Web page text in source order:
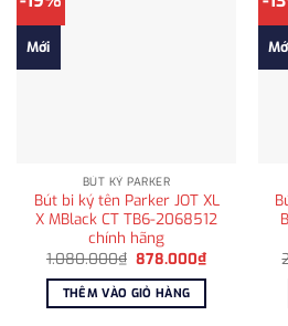
Mới
BÚT KÝ PARKER
Bút bi ký tên Parker JOT XL
X MBlack CT TB6-2068512
chính hãng
1.080.000₫ Giá
là:
1.080.000₫.
878.000₫Giá
hiện
878.000₫.
THÊM VÀO GIỎ HÀNG